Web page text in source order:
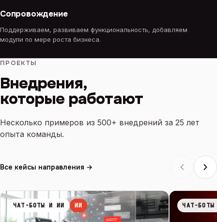
Сопровождение
Поддерживаем, развиваем функциональность, добавляем
модули по мере роста бизнеса.
ПРОЕКТЫ
Внедрения,
которые работают
Несколько примеров из 500+ внедрений за 25 лет
опыта команды.
Все кейсы направления →
ЧАТ-БОТЫ И ИИ ИИ ЧАТ-